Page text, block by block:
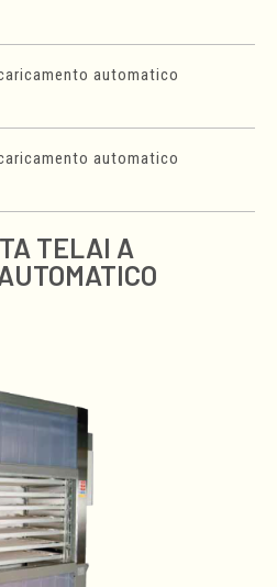
per assi/teglie/tavole
teglie
assi/tavole/teglie
assi/tavole/teglie
teglie
automatico
automatico
TELAI A